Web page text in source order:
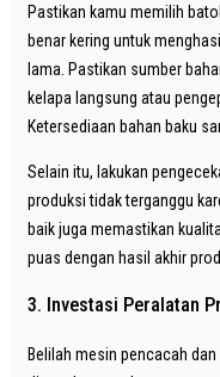
Pastikan kamu memilih
benar kering untuk
lama. Pastikan sumber
kelapa langsung atau
Ketersediaan bahan baku
Selain itu, lakukan
produksi tidak terganggu
baik juga memastikan
puas dengan hasil akhir
3. Investasi Peralatan
Belilah mesin pencacah